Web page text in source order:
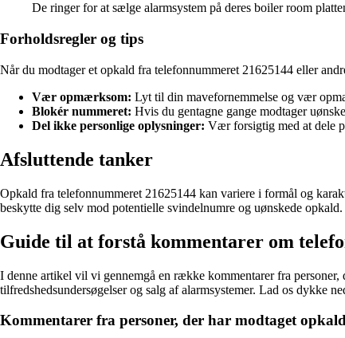
De ringer for at sælge alarmsystem på deres boiler room
Forholdsregler og tips
Når du modtager et opkald fra telefonnummeret 21625144 eller
Vær opmærksom: Lyt til din mavefornemmelse og vær
Blokér nummeret: Hvis du gentagne gange modtager
Del ikke personlige oplysninger: Vær forsigtig med at dele
Afsluttende tanker
Opkald fra telefonnummeret 21625144 kan variere i formål og
beskytte dig selv mod potentielle svindelnumre og uønskede opkald.
Guide til at forstå kommentarer om
I denne artikel vil vi gennemgå en række kommentarer fra
tilfredshedsundersøgelser og salg af alarmsystemer. Lad os dykke
Kommentarer fra personer, der har modtaget